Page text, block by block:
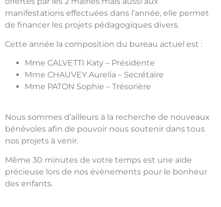
manifestations effectuées dans l’année, elle permet
de financer les projets pédagogiques divers.
Cette année la composition du bureau actuel est :
Mme CALVETTI Katy – Présidente
Mme CHAUVEY Aurelia – Secrétaire
Mme PATON Sophie – Trésorière
Nous sommes d’ailleurs à la recherche de nouveaux
bénévoles afin de pouvoir nous soutenir dans tous
nos projets à venir.
Même 30 minutes de votre temps est une aide
précieuse lors de nos évènements pour le bonheur
des enfants.